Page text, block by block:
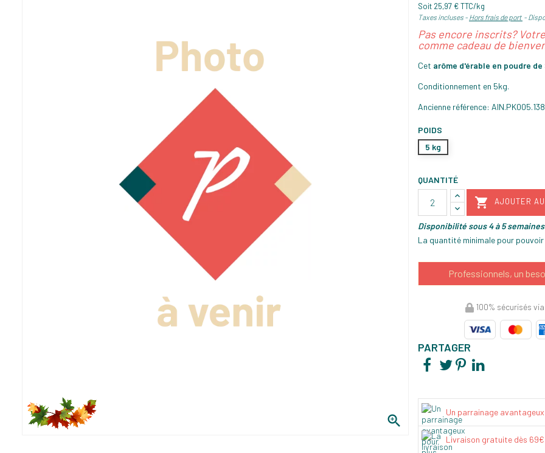

Soit 25,97 € TTC/kg
Taxes incluses Hors frais de port
Pas encore inscrits?
comme cadeau de
Cet arôme d'érable en poudre de
Conditionnement en 5kg.
Ancienne référence:
POIDS
5 kg
QUANTITÉ
 AJOUTER
Disponibilité sous 4 à 5 semaines
La quantité minimale pour
Professionnels, un
100% sécurisés
PARTAGER
Un parrainage avantageux
Livraison gratuite dès